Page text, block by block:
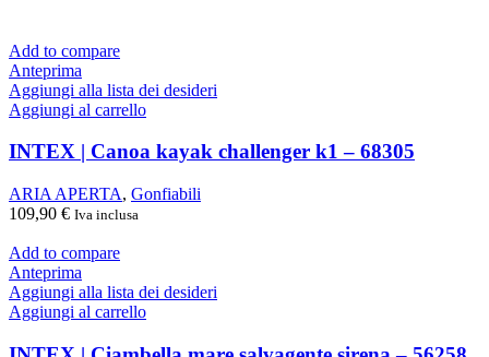
Add to compare
Anteprima
Aggiungi alla lista dei desideri
Aggiungi al carrello
INTEX | Canoa kayak challenger k1 – 68305
ARIA APERTA, Gonfiabili
109,90 € Iva inclusa
Add to compare
Anteprima
Aggiungi alla lista dei desideri
Aggiungi al carrello